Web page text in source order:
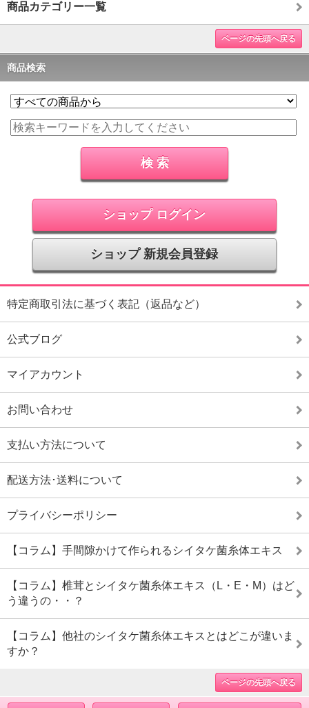
商品カテゴリー一覧
ページの先頭へ戻る
商品検索
ショップ ログイン
ショップ 新規会員登録
特定商取引法に基づく表記（返品など）
公式ブログ
マイアカウント
お問い合わせ
支払い方法について
配送方法･送料について
プライバシーポリシー
【コラム】手間隙かけて作られるシイタケ菌糸体エキス
【コラム】椎茸とシイタケ菌糸体エキス（L・E・M）はど
う違うの・・？
【コラム】他社のシイタケ菌糸体エキスとはどこが違いま
すか？
ページの先頭へ戻る